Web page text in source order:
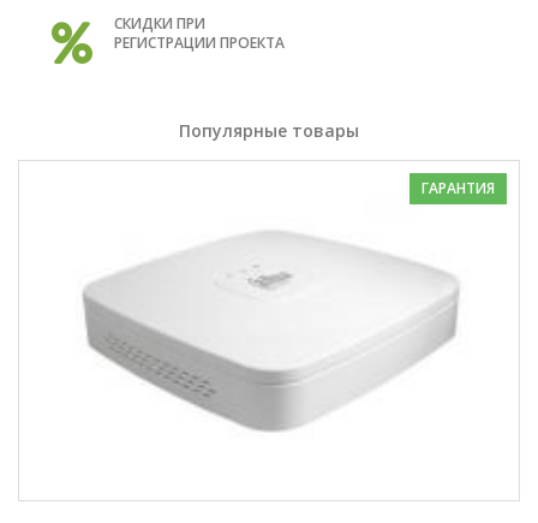
СКИДКИ ПРИ
РЕГИСТРАЦИИ ПРОЕКТА
Популярные товары
ГАРАНТИЯ